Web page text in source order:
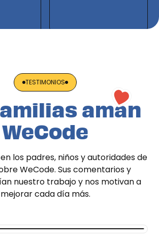
TESTIMONIOS
aman
WeCode
los padres, niños y autoridades de
WeCode. Sus comentarios y
nuestro trabajo y nos motivan a
mejorar cada día más.